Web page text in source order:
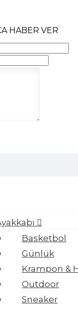
HABER VER
Basketbol
Günlük
Krampon &
Outdoor
Sneaker